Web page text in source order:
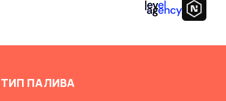
ТИП ПАЛИВА